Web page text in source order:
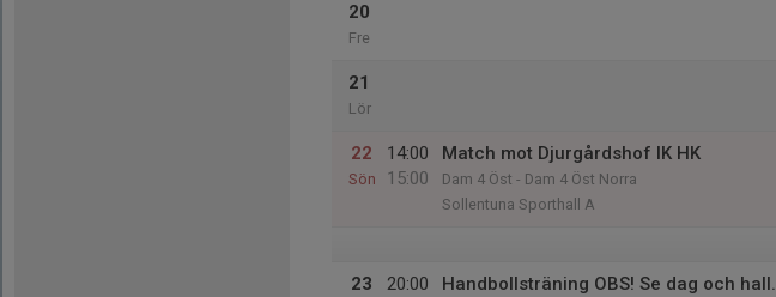
20
Fre
21
Lör
22
Sön
14:00
15:00
Match mot Djurgårdshof IK HK
Dam 4 Öst - Dam 4 Öst Norra
Sollentuna Sporthall A
23
20:00
Handbollsträning OBS! Se dag och hall.